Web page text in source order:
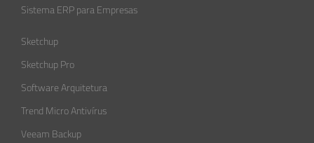
Sistema ERP para Empresas
Sketchup
Sketchup Pro
Software Arquitetura
Trend Micro Antivírus
Veeam Backup